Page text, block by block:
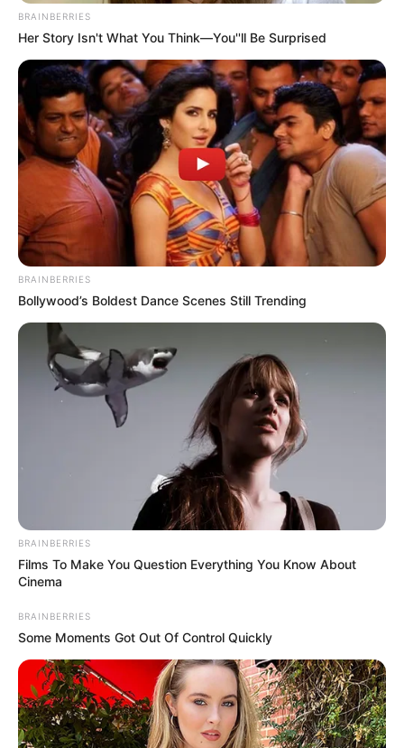
mascar e assim em diante.
Para deixar o presente ainda mais mimoso,
você também pode acrescentar no verso uma
frase do tipo “fabricado e envasado com
amor” – o que nada mais é do que uma
paráfrase daquelas frases que vêm nos
rótulos dos refrigerantes.
Coloque ainda local e data, além dos nomes
de todos que colaboraram com o presente.
Para finalizar, cole alguns adereços, como
laço de cetim e pequenas flores.
Depois de seguir esses passos simples você terá
uma linda e divertida
lembrancinha para o dia
das mães.
BRAINBERRIES
Her Story Isn't What You Think—You''ll Be Surprised
BRAINBERRIES
Bollywood’s Boldest Dance Scenes Still Trending
BRAINBERRIES
Films To Make You Question Everything You Know About
Cinema
BRAINBERRIES
Some Moments Got Out Of Control Quickly